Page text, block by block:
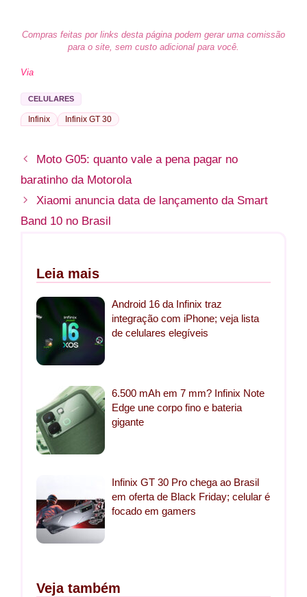
Compras feitas por links desta página podem gerar uma comissão
para o site, sem custo adicional para você.
Via
CELULARES
Infinix Infinix GT 30
Moto G05: quanto vale a pena pagar no
baratinho da Motorola
Xiaomi anuncia data de lançamento da Smart
Band 10 no Brasil
Leia mais
Android 16 da Infinix traz
integração com iPhone; veja lista
de celulares elegíveis
6.500 mAh em 7 mm? Infinix Note
Edge une corpo fino e bateria
gigante
Infinix GT 30 Pro chega ao Brasil
em oferta de Black Friday; celular é
focado em gamers
Veja também